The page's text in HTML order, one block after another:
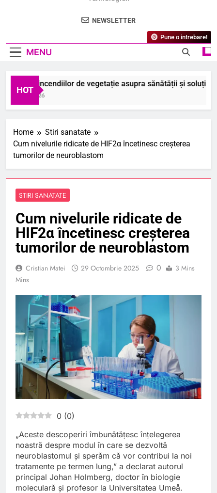
NEWSLETTER
MENU
Pune o intrebare!
HOT
incendiilor de vegetație asupra sănătății și soluțiile
2026
Home
Stiri sanatate
Cum nivelurile ridicate de HIF2α încetinesc creșterea
tumorilor de neuroblastom
STIRI SANATATE
Cum nivelurile ridicate de
HIF2α încetinesc creșterea
tumorilor de neuroblastom
Cristian Matei 29 Octombrie 2025 0
3 Mins
Mins
0 (0)
„Aceste descoperiri îmbunătățesc înțelegerea
noastră despre modul în care se dezvoltă
neuroblastomul și sperăm că vor contribui la noi
tratamente pe termen lung,” a declarat autorul
principal Johan Holmberg, doctor în biologie
moleculară și profesor la Universitatea Umeå.